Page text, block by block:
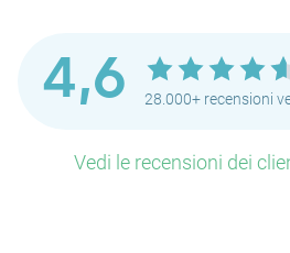
4,6 28.000+ recensioni
Vedi le recensioni dei